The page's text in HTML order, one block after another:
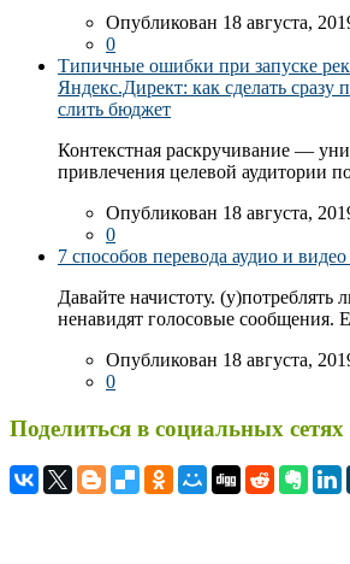
Опубликован 18 августа,
0
Типичные ошибки при запуске
Яндекс.Директ: как сделать сразу
слить бюджет
Контекстная раскручивание —
привлечения целевой аудитории
Опубликован 18 августа,
0
7 способов перевода аудио и видео
Давайте начистоту. (у)потреблять
ненавидят голосовые сообщения.
Опубликован 18 августа,
0
Поделиться в социальных сетях